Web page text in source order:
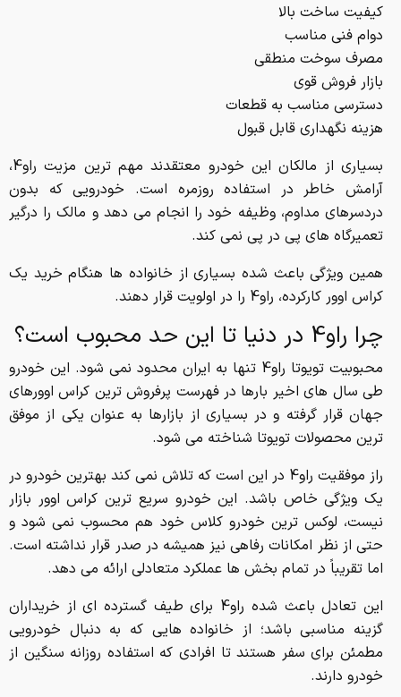
کیفیت ساخت بالا
دوام فنی مناسب
مصرف سوخت منطقی
بازار فروش قوی
دسترسی مناسب به قطعات
هزینه نگهداری قابل قبول
بسیاری از مالکان این خودرو معتقدند مهم ترین مزیت راو4،
آرامش خاطر در استفاده روزمره است. خودرویی که بدون
دردسرهای مداوم، وظیفه خود را انجام می دهد و مالک را درگیر
تعمیرگاه های پی در پی نمی کند.
همین ویژگی باعث شده بسیاری از خانواده ها هنگام خرید یک
کراس اوور کارکرده، راو4 را در اولویت قرار دهند.
چرا راو4 در دنیا تا این حد محبوب است؟
محبوبیت تویوتا راو4 تنها به ایران محدود نمی شود. این خودرو
طی سال های اخیر بارها در فهرست پرفروش ترین کراس اوورهای
جهان قرار گرفته و در بسیاری از بازارها به عنوان یکی از موفق
ترین محصولات تویوتا شناخته می شود.
راز موفقیت راو4 در این است که تلاش نمی کند بهترین خودرو در
یک ویژگی خاص باشد. این خودرو سریع ترین کراس اوور بازار
نیست، لوکس ترین خودرو کلاس خود هم محسوب نمی شود و
حتی از نظر امکانات رفاهی نیز همیشه در صدر قرار نداشته است.
اما تقریباً در تمام بخش ها عملکرد متعادلی ارائه می دهد.
این تعادل باعث شده راو4 برای طیف گسترده ای از خریداران
گزینه مناسبی باشد؛ از خانواده هایی که به دنبال خودرویی
مطمئن برای سفر هستند تا افرادی که استفاده روزانه سنگین از
خودرو دارند.